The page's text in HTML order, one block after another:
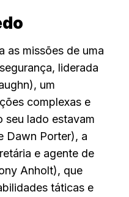
as missões de uma
liderada
um
complexas e
seu lado estavam
Dawn Porter), a
e agente de
Anholt), que
táticas e